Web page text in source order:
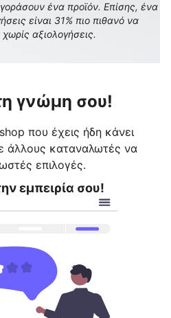
ένα προϊόν. Επίσης, ένα
είναι 31% πιο πιθανό να
αξιολογήσεις.
γνώμη σου!
που έχεις ήδη κάνει
άλλους καταναλωτές να
επιλογές.
εμπειρία σου!